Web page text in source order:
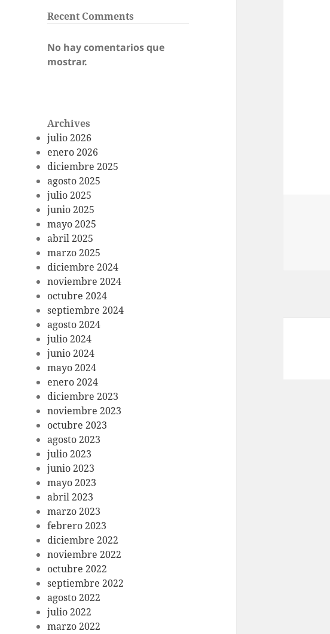
Recent Comments
No hay comentarios que
mostrar.
Archives
julio 2026
enero 2026
diciembre 2025
agosto 2025
julio 2025
junio 2025
mayo 2025
abril 2025
marzo 2025
diciembre 2024
noviembre 2024
octubre 2024
septiembre 2024
agosto 2024
julio 2024
junio 2024
mayo 2024
enero 2024
diciembre 2023
noviembre 2023
octubre 2023
agosto 2023
julio 2023
junio 2023
mayo 2023
abril 2023
marzo 2023
febrero 2023
diciembre 2022
noviembre 2022
octubre 2022
septiembre 2022
agosto 2022
julio 2022
marzo 2022